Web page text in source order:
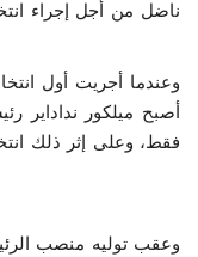
ناضل من أجل إجراء
أصبح ميلكور نداداير
فقط، وعلى إثر ذلك
وعقب توليه منصب